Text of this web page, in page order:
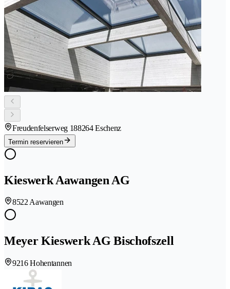
Freudenfelserweg 188264 Eschenz
Termin reservieren
Kieswerk Aawangen AG
8522 Aawangen
Meyer Kieswerk AG Bischofszell
9216 Hohentannen